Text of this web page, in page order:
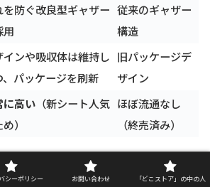
を防ぐ改良型ギャザー
用
従来のギャザー
構造
インや吸収体は維持し
、パッケージを刷新
旧パッケージデ
ザイン
に高い （新シート人気
）
ほぼ流通なし
（終売済み）
ってない」と感じているの
シーポリシー お問い合わせ 「どこストア」の中の人